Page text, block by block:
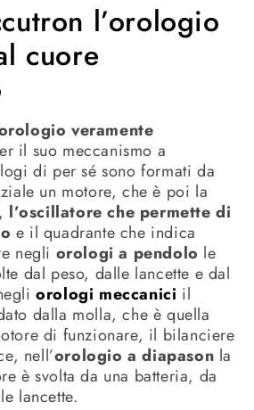
l’orologio
cuore
veramente
il suo meccanismo a
di per sé sono formati da
un motore, che è poi la
l’oscillatore che permette di
e il quadrante che indica
negli orologi a pendolo le
dal peso, dalle lancette e dal
orologi meccanici il
dalla molla, che è quella
di funzionare, il bilanciere
nell’orologio a diapason la
è svolta da una batteria, da
lancette.